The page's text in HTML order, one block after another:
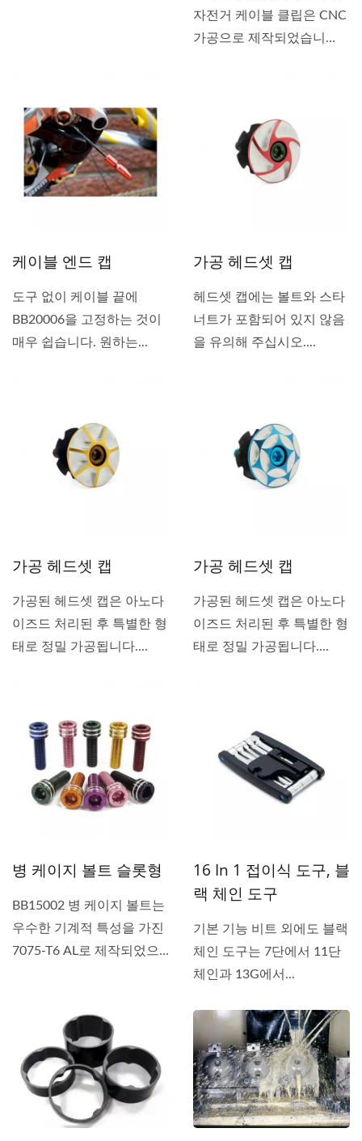
자전거 케이블 클립은 CNC
가공으로 제작되었습니
케이블 엔드 캡
도구 없이 케이블 끝에
BB20006을 고정하는 것이
매우 쉽습니다. 원하는...
가공 헤드셋 캡
헤드셋 캡에는 볼트와 스타
너트가 포함되어 있지 않음
을 유의해 주십시오....
가공 헤드셋 캡
가공된 헤드셋 캡은 아노다
이즈드 처리된 후 특별한 형
태로 정밀 가공됩니다....
가공 헤드셋 캡
가공된 헤드셋 캡은 아노다
이즈드 처리된 후 특별한 형
태로 정밀 가공됩니다....
병 케이지 볼트 슬롯형
BB15002 병 케이지 볼트는
우수한 기계적 특성을 가진
7075-T6 AL로 제작되었으
16 In 1 접이식 도구, 블
랙 체인 도구
기본 기능 비트 외에도 블랙
체인 도구는 7단에서 11단
체인과 13G에서...